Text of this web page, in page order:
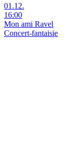
01.12.
16:00
Mon ami Ravel
Concert-fantaisie